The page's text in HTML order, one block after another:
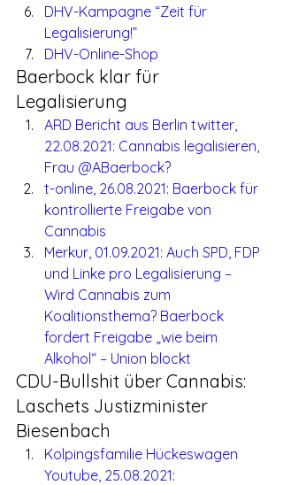
DHV-Kampagne “Zeit für
Legalisierung!”
DHV-Online-Shop
Baerbock klar für
Legalisierung
ARD Bericht aus Berlin twitter,
22.08.2021: Cannabis legalisieren,
Frau @ABaerbock?
t-online, 26.08.2021: Baerbock für
kontrollierte Freigabe von
Cannabis
Merkur, 01.09.2021: Auch SPD, FDP
und Linke pro Legalisierung –
Wird Cannabis zum
Koalitionsthema? Baerbock
fordert Freigabe „wie beim
Alkohol“ – Union blockt
CDU-Bullshit über Cannabis:
Laschets Justizminister
Biesenbach
Kolpingsfamilie Hückeswagen
Youtube, 25.08.2021: